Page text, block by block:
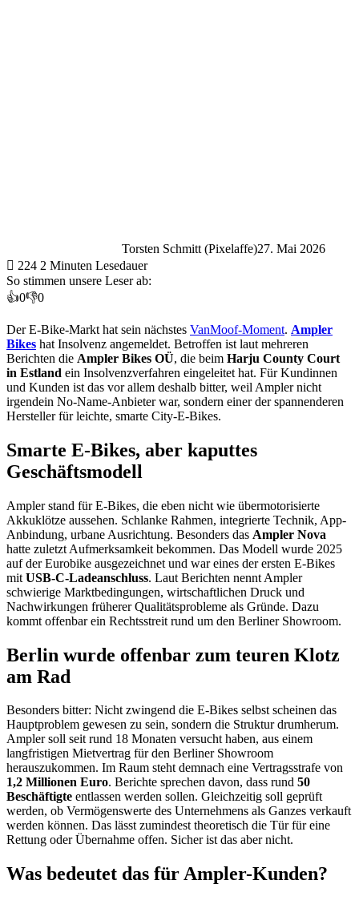
Torsten Schmitt (Pixelaffe)27. Mai 2026
224 2 Minuten Lesedauer
So stimmen unsere Leser ab:
👍0👎0
Der E-Bike-Markt hat sein nächstes VanMoof-Moment. Ampler
Bikes hat Insolvenz angemeldet. Betroffen ist laut mehreren
Berichten die Ampler Bikes OÜ, die beim Harju County Court
in Estland ein Insolvenzverfahren eingeleitet hat. Für Kundinnen
und Kunden ist das vor allem deshalb bitter, weil Ampler nicht
irgendein No-Name-Anbieter war, sondern einer der spannenderen
Hersteller für leichte, smarte City-E-Bikes.
Smarte E-Bikes, aber kaputtes
Geschäftsmodell
Ampler stand für E-Bikes, die eben nicht wie übermotorisierte
Akkuklötze aussehen. Schlanke Rahmen, integrierte Technik, App-
Anbindung, urbane Ausrichtung. Besonders das Ampler Nova
hatte zuletzt Aufmerksamkeit bekommen. Das Modell wurde 2025
auf der Eurobike ausgezeichnet und war eines der ersten E-Bikes
mit USB-C-Ladeanschluss. Laut Berichten nennt Ampler
schwierige Marktbedingungen, wirtschaftlichen Druck und
Nachwirkungen früherer Qualitätsprobleme als Gründe. Dazu
kommt offenbar ein Rechtsstreit rund um den Berliner Showroom.
Berlin wurde offenbar zum teuren Klotz
am Rad
Besonders bitter: Nicht zwingend die E-Bikes selbst scheinen das
Hauptproblem gewesen zu sein, sondern die Struktur drumherum.
Ampler soll seit rund 18 Monaten versucht haben, aus einem
langfristigen Mietvertrag für den Berliner Showroom
herauszukommen. Im Raum steht demnach eine Vertragsstrafe von
1,2 Millionen Euro. Berichte sprechen davon, dass rund 50
Beschäftigte entlassen werden sollen. Gleichzeitig soll geprüft
werden, ob Vermögenswerte des Unternehmens als Ganzes verkauft
werden können. Das lässt zumindest theoretisch die Tür für eine
Rettung oder Übernahme offen. Sicher ist das aber nicht.
Was bedeutet das für Ampler-Kunden?